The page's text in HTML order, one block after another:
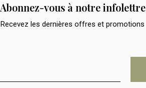
Abonnez-vous à notre infolettre
Recevez les dernières offres et promotions